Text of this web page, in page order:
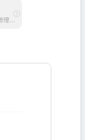
365日历网日程管理平台